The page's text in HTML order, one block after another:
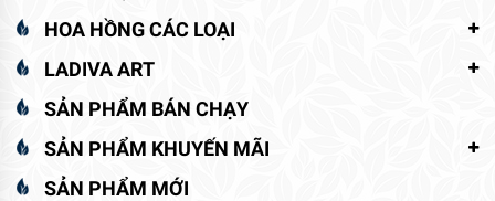
HOA HỒNG CÁC LOẠI
LADIVA ART
SẢN PHẨM BÁN CHẠY
SẢN PHẨM KHUYẾN MÃI
SẢN PHẨM MỚI